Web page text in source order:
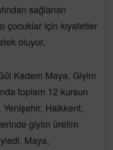
sağlanan
çocuklar için kıyafetler
oluyor.
Kadem Maya, Giyim
toplam 12 kursun
Halkkent,
giyim üretim
Maya,